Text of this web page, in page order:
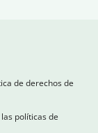
de derechos de
políticas de